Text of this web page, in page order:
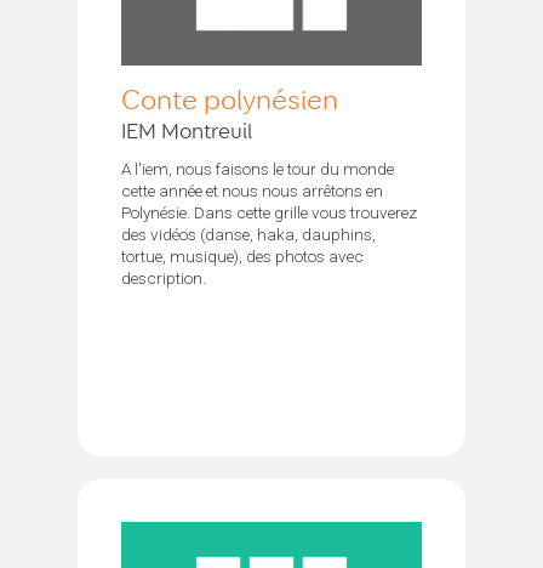
Conte polynésien
IEM Montreuil
A l'iem, nous faisons le tour du monde
cette année et nous nous arrêtons en
Polynésie. Dans cette grille vous trouverez
des vidéos (danse, haka, dauphins,
tortue, musique), des photos avec
description.